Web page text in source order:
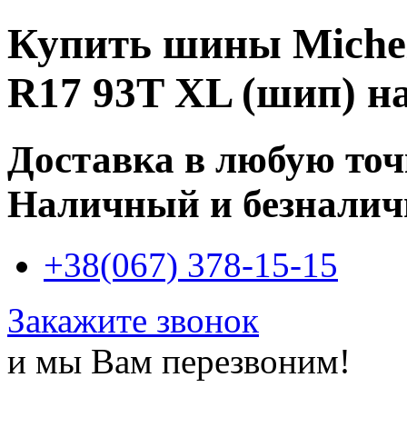
Купить шины
R17 93T XL (шип)
Доставка в любую
Наличный и
+38(067) 378-15-15
Закажите звонок
и мы Вам перезвоним!